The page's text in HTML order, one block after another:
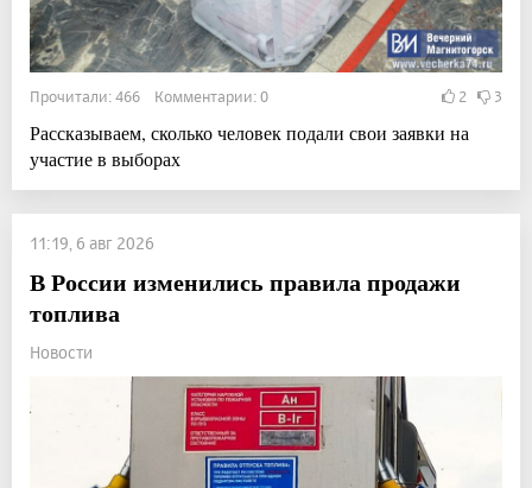
Прочитали: 466 Комментарии: 0 2 3
Рассказываем, сколько человек подали свои заявки на
участие в выборах
11:19, 6 авг 2026
В России изменились правила продажи
топлива
Новости